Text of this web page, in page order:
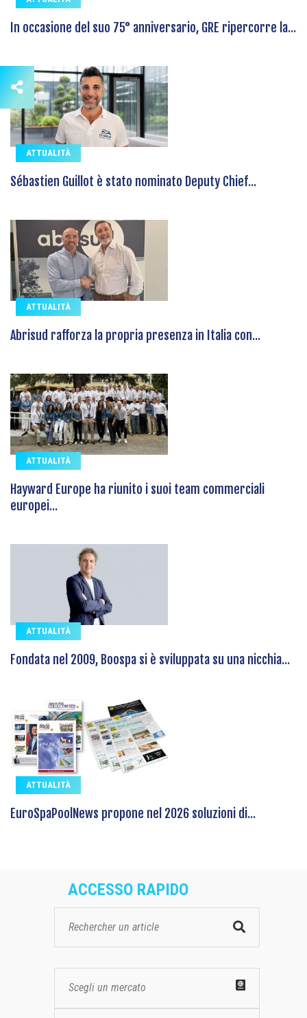
In occasione del suo 75° anniversario, GRE ripercorre la...
ATTUALITÀ
Sébastien Guillot è stato nominato Deputy Chief...
ATTUALITÀ
Abrisud rafforza la propria presenza in Italia con...
ATTUALITÀ
Hayward Europe ha riunito i suoi team commerciali
europei...
ATTUALITÀ
Fondata nel 2009, Boospa si è sviluppata su una nicchia...
ATTUALITÀ
EuroSpaPoolNews propone nel 2026 soluzioni di...
ACCESSO RAPIDO
Scegli un mercato